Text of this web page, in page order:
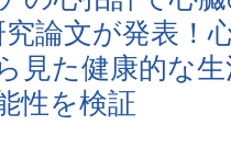
論文が発表！
見た健康的な
性を検証